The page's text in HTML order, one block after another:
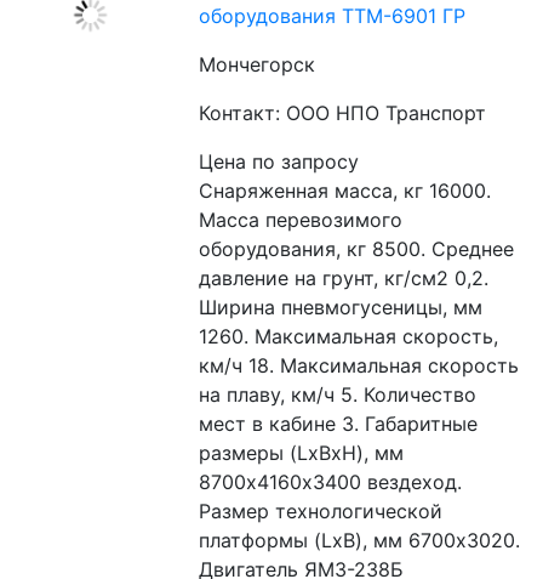
оборудования ТТМ-6901 ГР
Мончегорск
Контакт: ООО НПО Транспорт
Цена по запросу
Снаряженная масса, кг 16000.
Масса перевозимого
оборудования, кг 8500. Среднее
давление на грунт, кг/см2 0,2.
Ширина пневмогусеницы, мм
1260. Максимальная скорость,
км/ч 18. Максимальная скорость
на плаву, км/ч 5. Количество
мест в кабине 3. Габаритные
размеры (LxBxH), мм
8700х4160х3400 вездеход.
Размер технологической
платформы (LxB), мм 6700х3020.
Двигатель ЯМЗ-238Б